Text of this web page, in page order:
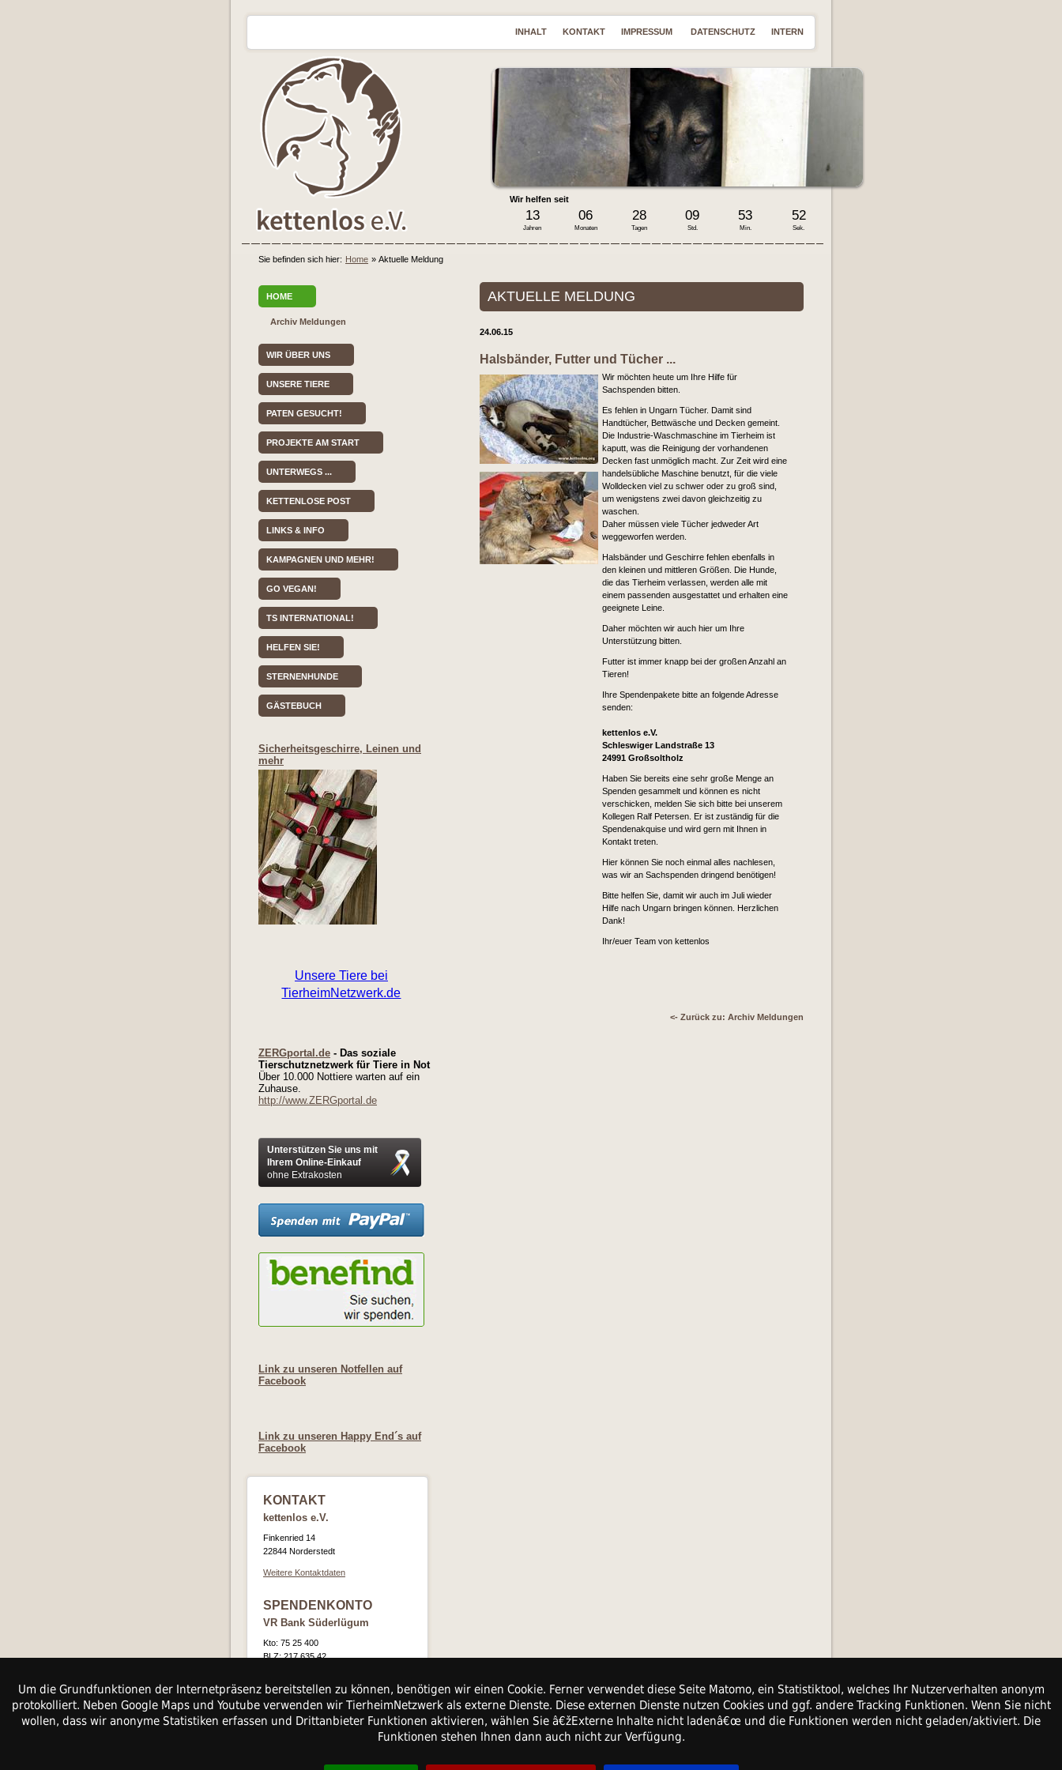
INHALT KONTAKT IMPRESSUM DATENSCHUTZ INTERN
Wir helfen seit
13
Jahren
06
Monaten
28
Tagen
09
Std.
53
Min.
53
Sek.
Sie befinden sich hier: Home » Aktuelle Meldung
HOME
Archiv Meldungen
WIR ÜBER UNS
UNSERE TIERE
PATEN GESUCHT!
PROJEKTE AM START
UNTERWEGS ...
KETTENLOSE POST
LINKS & INFO
KAMPAGNEN UND MEHR!
GO VEGAN!
TS INTERNATIONAL!
HELFEN SIE!
STERNENHUNDE
GÄSTEBUCH
Sicherheitsgeschirre, Leinen und
mehr
ZERGportal.de - Das soziale
Tierschutznetzwerk für Tiere in Not
Über 10.000 Nottiere warten auf ein
Zuhause.
http://www.ZERGportal.de
Unterstützen Sie uns mit
Ihrem Online-Einkauf
ohne Extrakosten
Link zu unseren Notfellen auf
Facebook
Link zu unseren Happy End´s auf
Facebook
KONTAKT
kettenlos e.V.
Finkenried 14
22844 Norderstedt
Weitere Kontaktdaten
SPENDENKONTO
VR Bank Süderlügum
Kto: 75 25 400
BLZ: 217 635 42
IBAN: DE 81217635420007525400
BIC: GENODEF1BDS
AKTUELLE MELDUNG
24.06.15
Halsbänder, Futter und Tücher ...
Wir möchten heute um Ihre Hilfe für
Sachspenden bitten.
Es fehlen in Ungarn Tücher. Damit sind
Handtücher, Bettwäsche und Decken gemeint.
Die Industrie-Waschmaschine im Tierheim ist
kaputt, was die Reinigung der vorhandenen
Decken fast unmöglich macht. Zur Zeit wird eine
handelsübliche Maschine benutzt, für die viele
Wolldecken viel zu schwer oder zu groß sind,
um wenigstens zwei davon gleichzeitig zu
waschen.
Daher müssen viele Tücher jedweder Art
weggeworfen werden.
Halsbänder und Geschirre fehlen ebenfalls in
den kleinen und mittleren Größen. Die Hunde,
die das Tierheim verlassen, werden alle mit
einem passenden ausgestattet und erhalten eine
geeignete Leine.
Daher möchten wir auch hier um Ihre
Unterstützung bitten.
Futter ist immer knapp bei der großen Anzahl an
Tieren!
Ihre Spendenpakete bitte an folgende Adresse
senden:
kettenlos e.V.
Schleswiger Landstraße 13
24991 Großsoltholz
Haben Sie bereits eine sehr große Menge an
Spenden gesammelt und können es nicht
verschicken, melden Sie sich bitte bei unserem
Kollegen Ralf Petersen. Er ist zuständig für die
Spendenakquise und wird gern mit Ihnen in
Kontakt treten.
Hier können Sie noch einmal alles nachlesen,
was wir an Sachspenden dringend benötigen!
Bitte helfen Sie, damit wir auch im Juli wieder
Hilfe nach Ungarn bringen können. Herzlichen
Dank!
Ihr/euer Team von kettenlos
<- Zurück zu: Archiv Meldungen
Um die Grundfunktionen der Internetpräsenz bereitstellen zu können, benötigen wir einen Cookie. Ferner verwendet diese Seite Matomo, ein Statistiktool, welches Ihr Nutzerverhalten anonym
protokolliert. Neben Google Maps und Youtube verwenden wir TierheimNetzwerk als externe Dienste. Diese externen Dienste nutzen Cookies und ggf. andere Tracking Funktionen. Wenn Sie nicht
wollen, dass wir anonyme Statistiken erfassen und Drittanbieter Funktionen aktivieren, wählen Sie â€žExterne Inhalte nicht ladenâ€œ und die Funktionen werden nicht geladen/aktiviert. Die
Funktionen stehen Ihnen dann auch nicht zur Verfügung.